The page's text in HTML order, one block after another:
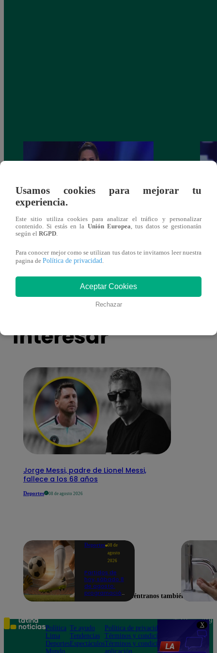
X
Melissa Klug en EVDLV: ¿Te consideras
También te puede
interesar
Jorge Messi, padre de Lionel Messi,
fallece a los 68 años
Deportes 08 de agosto 2026
Deportes 08 de
agosto
2026
Partidos de
hoy, sábado 8
de agosto:
programación
Usamos cookies para mejorar tu
experiencia.
Este sitio utiliza cookies para analizar el tráfico y personalizar
contenido. Si estás en la Unión Europea, tus datos se gestionarán
según el RGPD.
Para conocer mejor como se utilizan tus datos te invitamos leer nuestra
pagina de Política de privacidad.
Aceptar Cookies
Rechazar
Encuéntranos también en
Política
Lima
Deportes
Mundo
Te ayudo
Tendencias
Espectáculos
Política de privacidad
Términos y condiciones
Términos y condiciones
aplicación
Teléfono: 219
Av. San
Felipe 968